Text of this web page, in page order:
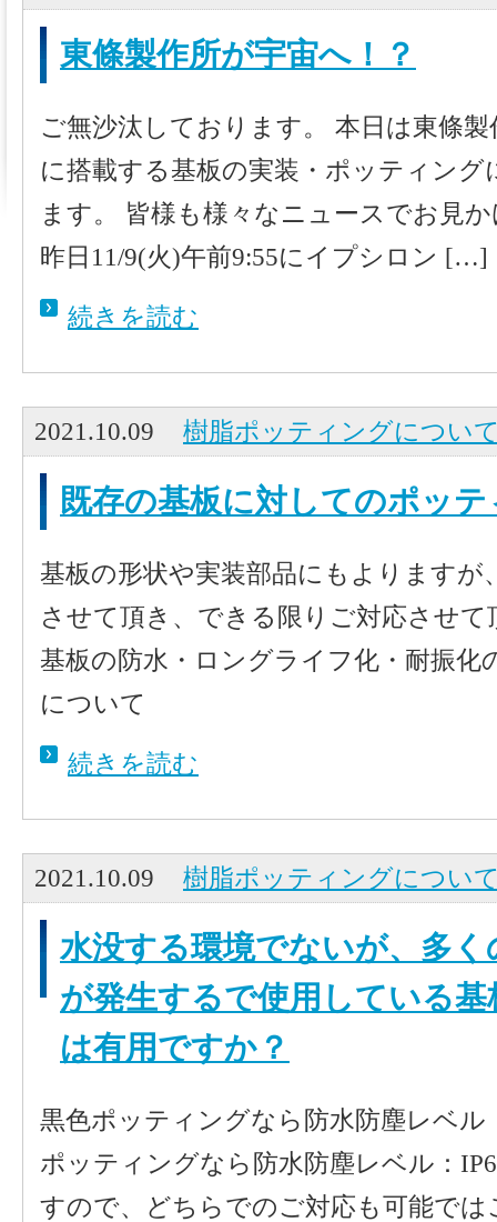
東條製作所が宇宙へ！？
ご無沙汰しております。 本日は東條
に搭載する基板の実装・ポッティン
ます。 皆様も様々なニュースでお見
昨日11/9(火)午前9:55にイプシロン […]
続きを読む
2021.10.09 樹脂ポッティングについ
既存の基板に対してのポッ
基板の形状や実装部品にもよりますが
させて頂き、できる限りご対応させ
基板の防水・ロングライフ化・耐振
について
続きを読む
2021.10.09 樹脂ポッティングについ
水没する環境でないが、多く
が発生するで使用している
は有用ですか？
黒色ポッティングなら防水防塵レベル
ポッティングなら防水防塵レベル：
すので、どちらでのご対応も可能で